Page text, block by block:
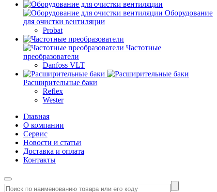
Оборудование
для очистки вентиляции
Probat
Частотные
преобразователи
Danfoss VLT
Расширительные баки
Reflex
Wester
Главная
О компании
Сервис
Новости и статьи
Доставка и оплата
Контакты